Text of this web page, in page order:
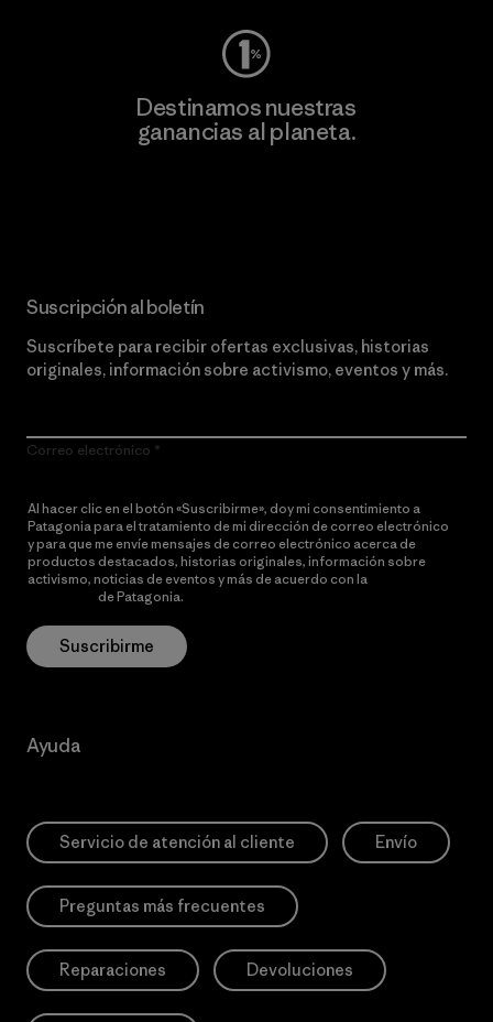
Destinamos nuestras
ganancias al planeta.
Suscripción al boletín
Suscríbete para recibir ofertas exclusivas, historias
originales, información sobre activismo, eventos y más.
Correo electrónico
Al hacer clic en el botón «Suscribirme», doy mi consentimiento a
Patagonia para el tratamiento de mi dirección de correo electrónico
y para que me envíe mensajes de correo electrónico acerca de
productos destacados, historias originales, información sobre
activismo, noticias de eventos y más de acuerdo con la
de Patagonia.
Suscribirme
Ayuda
Servicio de atención al cliente Envío
Preguntas más frecuentes
Reparaciones Devoluciones